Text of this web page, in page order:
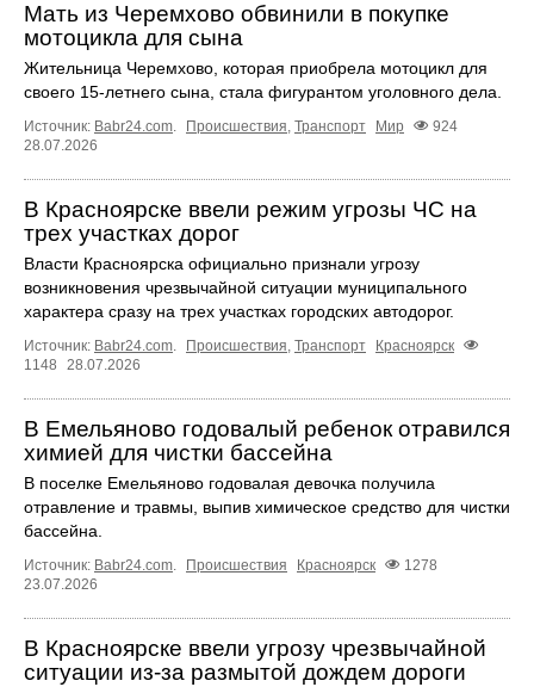
Мать из Черемхово обвинили в покупке
мотоцикла для сына
Жительница Черемхово, которая приобрела мотоцикл для
своего 15‑летнего сына, стала фигурантом уголовного дела.
Источник: Babr24.com. Происшествия, Транспорт Мир
924
28.07.2026
В Красноярске ввели режим угрозы ЧС на
трех участках дорог
Власти Красноярска официально признали угрозу
возникновения чрезвычайной ситуации муниципального
характера сразу на трех участках городских автодорог.
Источник: Babr24.com. Происшествия, Транспорт
Красноярск
1148
28.07.2026
В Емельяново годовалый ребенок отравился
химией для чистки бассейна
В поселке Емельяново годовалая девочка получила
отравление и травмы, выпив химическое средство для чистки
бассейна.
Источник: Babr24.com. Происшествия Красноярск
1278
23.07.2026
В Красноярске ввели угрозу чрезвычайной
ситуации из-за размытой дождем дороги